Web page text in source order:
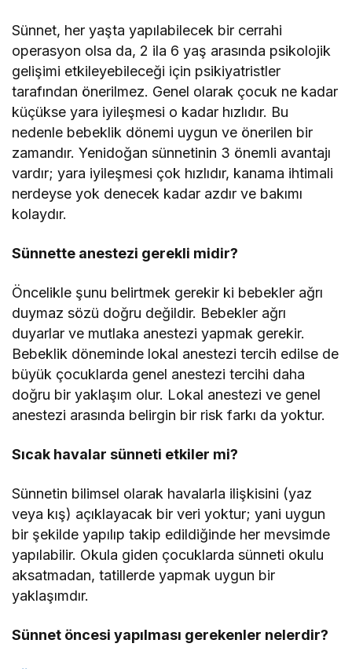
Sünnet, her yaşta yapılabilecek bir cerrahi
operasyon olsa da, 2 ila 6 yaş arasında psikolojik
gelişimi etkileyebileceği için psikiyatristler
tarafından önerilmez. Genel olarak çocuk ne kadar
küçükse yara iyileşmesi o kadar hızlıdır. Bu
nedenle bebeklik dönemi uygun ve önerilen bir
zamandır. Yenidoğan sünnetinin 3 önemli avantajı
vardır; yara iyileşmesi çok hızlıdır, kanama ihtimali
nerdeyse yok denecek kadar azdır ve bakımı
kolaydır.
Sünnette anestezi gerekli midir?
Öncelikle şunu belirtmek gerekir ki bebekler ağrı
duymaz sözü doğru değildir. Bebekler ağrı
duyarlar ve mutlaka anestezi yapmak gerekir.
Bebeklik döneminde lokal anestezi tercih edilse de
büyük çocuklarda genel anestezi tercihi daha
doğru bir yaklaşım olur. Lokal anestezi ve genel
anestezi arasında belirgin bir risk farkı da yoktur.
Sıcak havalar sünneti etkiler mi?
Sünnetin bilimsel olarak havalarla ilişkisini (yaz
veya kış) açıklayacak bir veri yoktur; yani uygun
bir şekilde yapılıp takip edildiğinde her mevsimde
yapılabilir. Okula giden çocuklarda sünneti okulu
aksatmadan, tatillerde yapmak uygun bir
yaklaşımdır.
Sünnet öncesi yapılması gerekenler nelerdir?